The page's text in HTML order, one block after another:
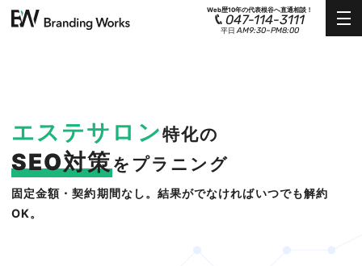
Web歴10年の代表根谷へ直通相談！
047-114-3111
平日AM9:30~PM8:00
エステサロン特化の
SEO対策をプラニング
固定金額・契約期間なし。結果がでなければいつでも解約
OK。